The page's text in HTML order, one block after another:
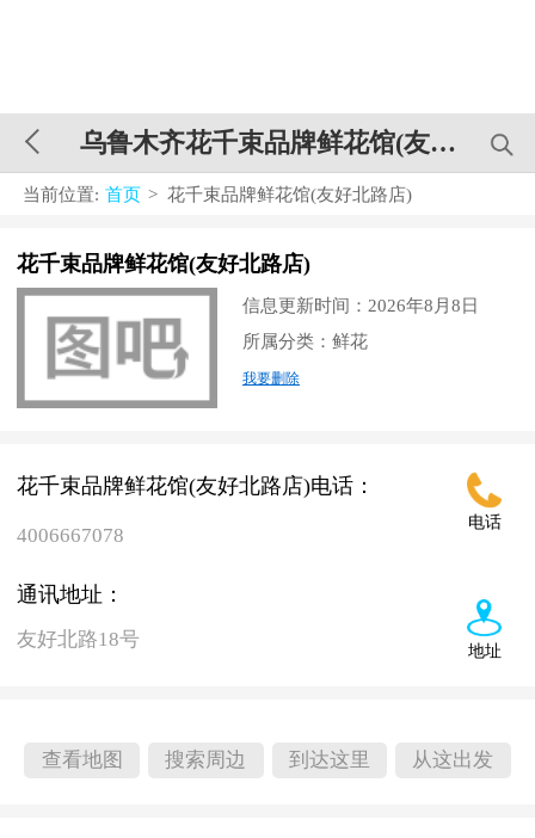
乌鲁木齐花千束品牌鲜花馆(友好北路
当前位置: 首页 > 花千束品牌鲜花馆(友好北路店)
花千束品牌鲜花馆(友好北路店)
信息更新时间：2026年8月8日
所属分类：鲜花
我要删除
电话
花千束品牌鲜花馆(友好北路店)电话：
4006667078
地址
通讯地址：
友好北路18号
查看地图 搜索周边 到达这里 从这出发